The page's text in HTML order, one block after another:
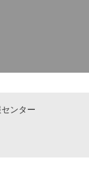
ンター